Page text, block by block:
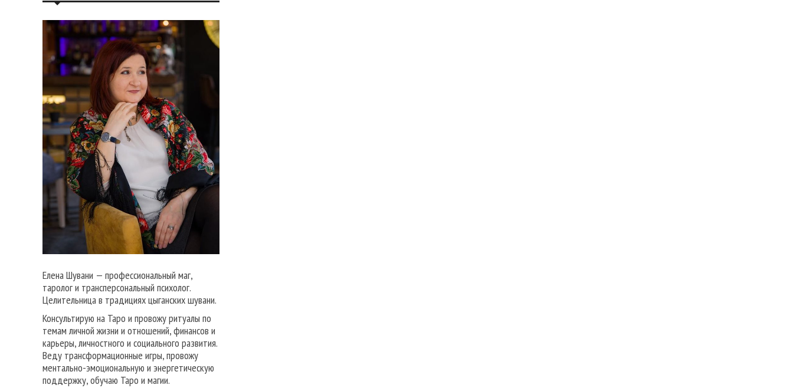
Елена Шувани — профессиональный маг,
таролог и трансперсональный психолог.
Целительница в традициях цыганских шувани.
Консультирую на Таро и провожу ритуалы по
темам личной жизни и отношений, финансов и
карьеры, личностного и социального развития.
Веду трансформационные игры, провожу
ментально-эмоциональную и энергетическую
поддержку, обучаю Таро и магии.